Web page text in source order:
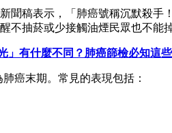
聞稿表示，「肺癌號稱沉默殺
不抽菸或少接觸油煙民眾也不能
」有什麼不同？肺癌篩檢必知這
癌末期。常見的表現包括：